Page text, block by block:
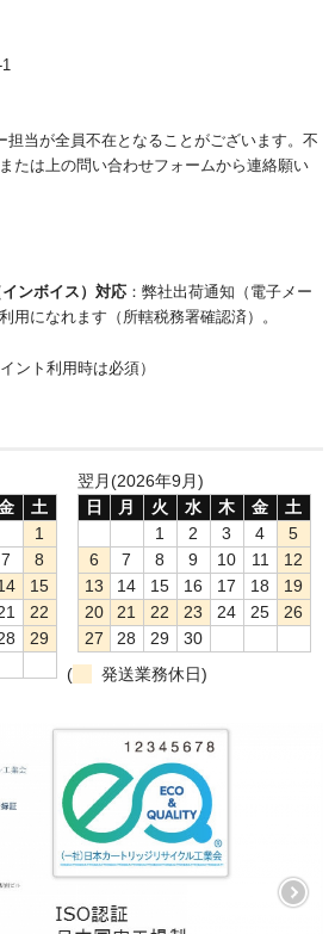
担当が全員不在となることがございます。不
たは上の問い合わせフォームから連絡願い
インボイス）対応 ：弊社出荷通知（電子メー
用になれます（所轄税務署確認済）。
イント利用時は必須）
土
1
7
8
15
22
29
翌月(2026年9月)
日
月 火 水 木 金
土
1
2 3 4
5
6
7 8 9 10 11
12
13
14 15 16 17 18
19
20
21 22 23 24 25
26
27
28 29
30
(
発送業務休日)